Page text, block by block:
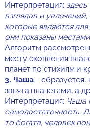
Интерпретация:
взглядов и
которые являются
они показаны
Алгоритм
месту скопления
планет по стихиям и
3. Чаша - образуется,
занята планетами, а
Интерпретация: Чаша
самодостаточность.
то богата, человек